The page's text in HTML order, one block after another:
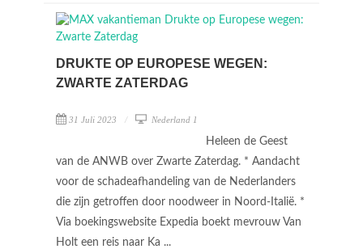
DRUKTE OP EUROPESE WEGEN:
ZWARTE ZATERDAG
31 Juli 2023 Nederland 1
Heleen de Geest
van de ANWB over Zwarte Zaterdag. * Aandacht
voor de schadeafhandeling van de Nederlanders
die zijn getroffen door noodweer in Noord-Italië. *
Via boekingswebsite Expedia boekt mevrouw Van
Holt een reis naar Ka ...